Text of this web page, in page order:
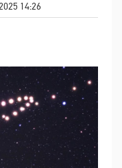
14:26